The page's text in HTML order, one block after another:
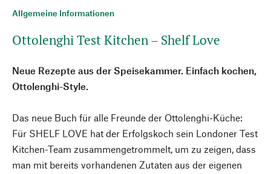
Allgemeine Informationen
Ottolenghi Test Kitchen – Shelf Love
Neue Rezepte aus der Speisekammer. Einfach kochen,
Ottolenghi-Style.
Das neue Buch für alle Freunde der Ottolenghi-Küche:
Für SHELF LOVE hat der Erfolgskoch sein Londoner Test
Kitchen-Team zusammengetrommelt, um zu zeigen, dass
man mit bereits vorhandenen Zutaten aus der eigenen